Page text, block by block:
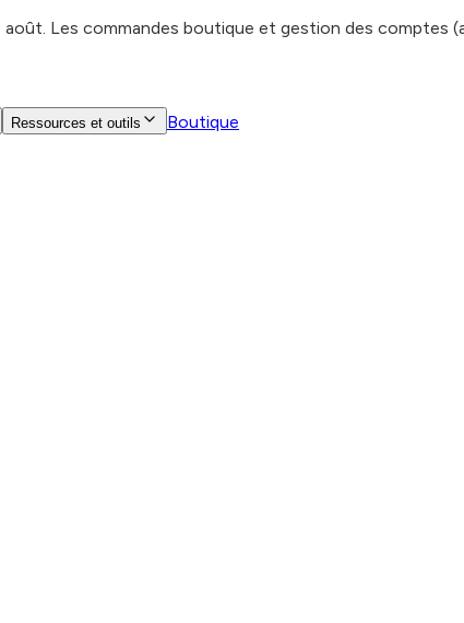
Les commandes boutique et gestion des comptes
Ressources et outils Boutique